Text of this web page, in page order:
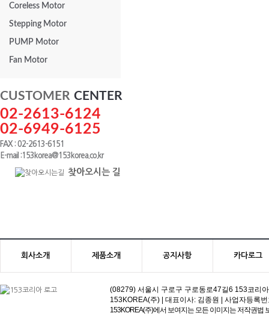
Coreless Motor
Stepping Motor
PUMP Motor
Fan Motor
CUSTOMER CENTER
02-2613-6124
02-6949-6125
FAX : 02-2613-6151
E-mail :153korea@153korea.co.kr
찾아오시는 길
회사소개 제품소개 공지사항 카다로그
(08279) 서울시 구로구 구로동로47길6 153코리
153KOREA(주) | 대표이사: 김종원 | 사업자등록
153KOREA(주)에서 보여지는 모든 이미지는 저작권법